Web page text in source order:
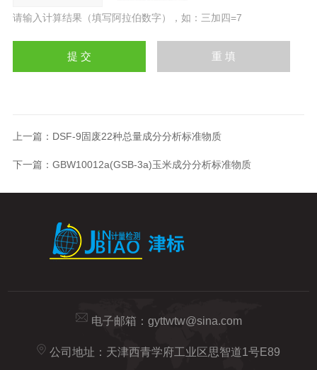
请输入计算结果（填写阿拉伯数字），如：三加四=7
上一篇： DSF-9固废22种总量成分分析标准物质
下一篇： GBW10012a(GSB-3a)玉米成分分析标准物质
电子邮箱： gyttwtw@sina.com
公司地址：天津西青学府工业区思智道1号E89